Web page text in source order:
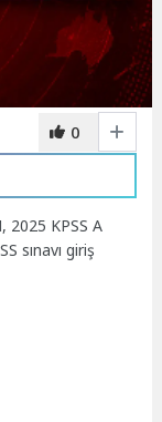
0
2025 KPSS A
sınavı giriş